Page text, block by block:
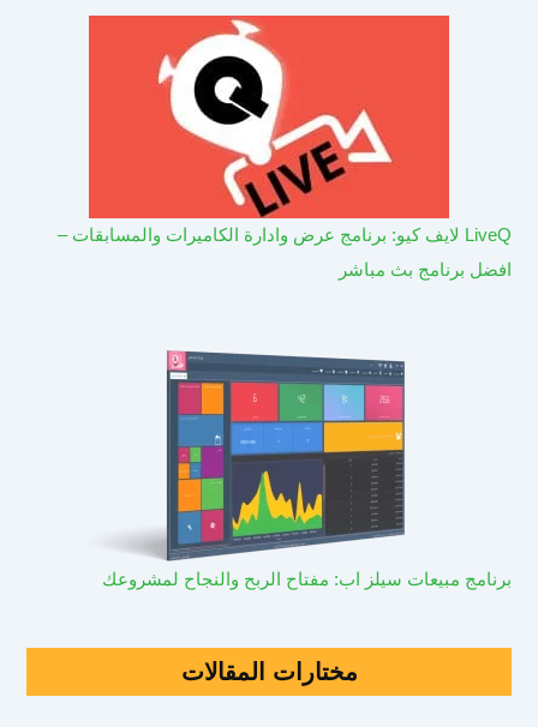
LiveQ لايف كيو: برنامج عرض وادارة الكاميرات والمسابقات –
افضل برنامج بث مباشر
برنامج مبيعات سيلز اب: مفتاح الربح والنجاح لمشروعك
مختارات المقالات